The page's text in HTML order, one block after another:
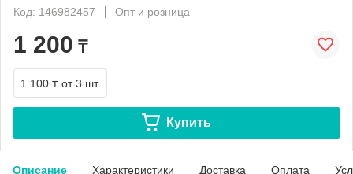
Код: 146982457
Опт и розница
1 200 ₸
1 100 ₸ от 3 шт.
Купить
Описание Характеристики Доставка Оплата